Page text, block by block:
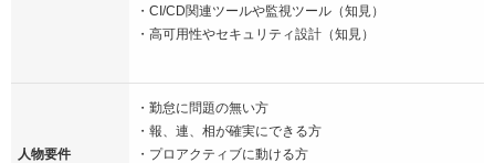
・CI/CD関連ツールや監視ツール（知見）
・高可用性やセキュリティ設計（知見）
人物要件
・勤怠に問題の無い方
・報、連、相が確実にできる方
・プロアクティブに動ける方